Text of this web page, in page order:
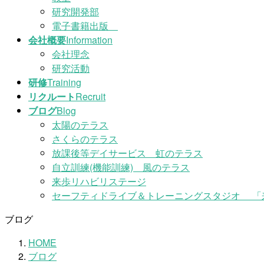
研究開発部
電子書籍出版
会社概要Information
会社理念
研究活動
研修Training
リクルートRecruit
ブログBlog
太陽のテラス
さくらのテラス
放課後等デイサービス 虹のテラス
自立訓練(機能訓練) 風のテラス
来歩リハビリステージ
セーフティドライブ＆トレーニングスタジオ 「
ブログ
HOME
ブログ